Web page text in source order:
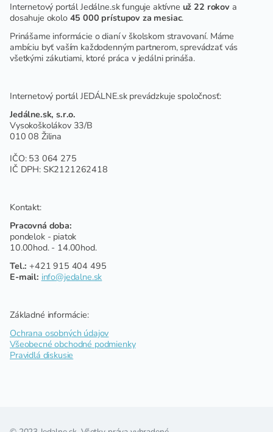
Internetový portál Jedálne.sk funguje aktívne už 22 rokova
dosahuje okolo 45 000 prístupov za mesiac.
Prinášame informácie o dianí v školskom stravovaní. Máme
ambíciu byť vaším každodenným partnerom, sprevádzať vás
všetkými zákutiami, ktoré práca v jedálni prináša.
Internetový portál JEDÁLNE.sk prevádzkuje spoločnosť:
Jedálne.sk, s.r.o.
Vysokoškolákov 33/B
010 08 Žilina
IČO: 53 064 275
IČ DPH: SK2121262418
Kontakt:
Pracovná doba:
pondelok - piatok
10.00hod. - 14.00hod.
Tel.: +421 915 404 495
E-mail: info@jedalne.sk
Základné informácie:
Ochrana osobných údajov
Všeobecné obchodné podmienky
Pravidlá diskusie